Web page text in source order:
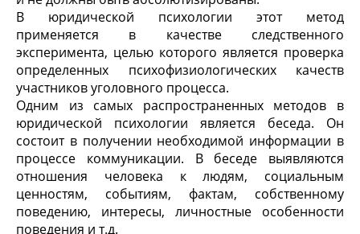
В юридической психологии этот метод
применяется в качестве следственного
эксперимента, целью которого является проверка
определенных психофизиологических качеств
участников уголовного процесса.
Одним из самых распространенных методов в
юридической психологии является беседа. Он
состоит в получении необходимой информации в
процессе коммуникации. В беседе выявляются
отношения человека к людям, социальным
ценностям, событиям, фактам, собственному
поведению, интересы, личностные особенности
поведения и т.д.